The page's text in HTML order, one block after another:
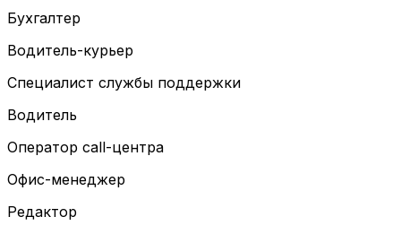
Бухгалтер
Водитель-курьер
Специалист службы поддержки
Водитель
Оператор call-центра
Офис-менеджер
Редактор